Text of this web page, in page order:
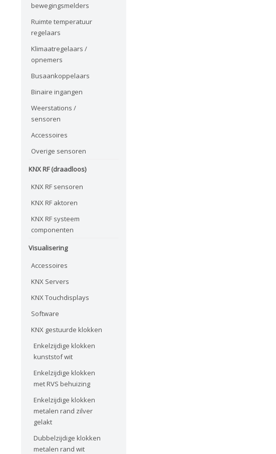
bewegingsmelders
Ruimte temperatuur
regelaars
Klimaatregelaars /
opnemers
Busaankoppelaars
Binaire ingangen
Weerstations /
sensoren
Accessoires
Overige sensoren
KNX RF (draadloos)
KNX RF sensoren
KNX RF aktoren
KNX RF systeem
componenten
Visualisering
Accessoires
KNX Servers
KNX Touchdisplays
Software
KNX gestuurde klokken
Enkelzijdige klokken
kunststof wit
Enkelzijdige klokken
met RVS behuizing
Enkelzijdige klokken
metalen rand zilver
gelakt
Dubbelzijdige klokken
metalen rand wit